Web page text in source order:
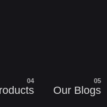
Our Blogs